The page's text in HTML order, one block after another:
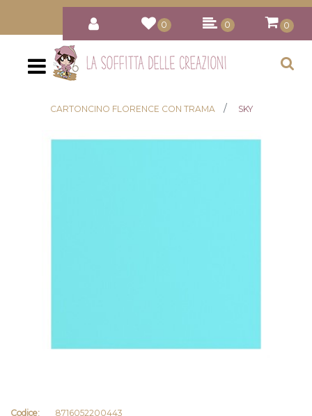
0 0 0
Open
CARTONCINO FLORENCE CON TRAMA SKY
Codice: 8716052200443